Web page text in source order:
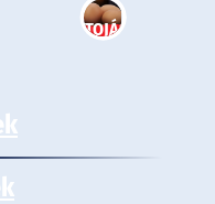
TOJÁS